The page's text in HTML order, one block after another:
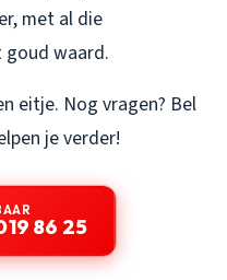
met al die
goud waard.
eitje. Nog vragen? Bel
je verder!
86 25